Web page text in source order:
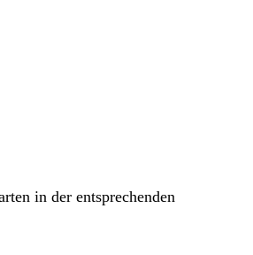
in der entsprechenden